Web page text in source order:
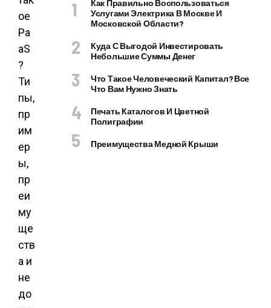
Как Правильно Воспользоваться
Услугами Электрика В Москве И
Московской Области?
Куда С Выгодой Инвестировать
Небольшие Суммы Денег
Что Такое Человеческий Капитал? Все
Что Вам Нужно Знать
Печать Каталогов И Цветной
Полиграфии
Преимущества Медной Крыши